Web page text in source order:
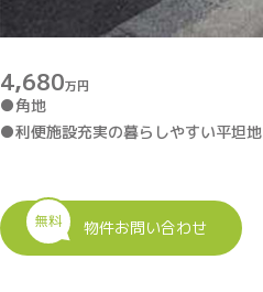
4,680万円
●角地
●利便施設充実の暮らしやすい平坦地
無料 物件お問い合わせ